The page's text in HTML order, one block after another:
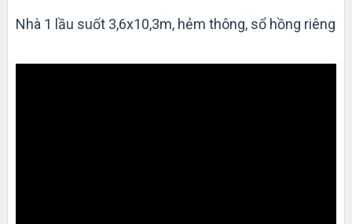
Nhà 1 lầu suốt 3,6x10,3m, hẻm thông, sổ hồng riêng